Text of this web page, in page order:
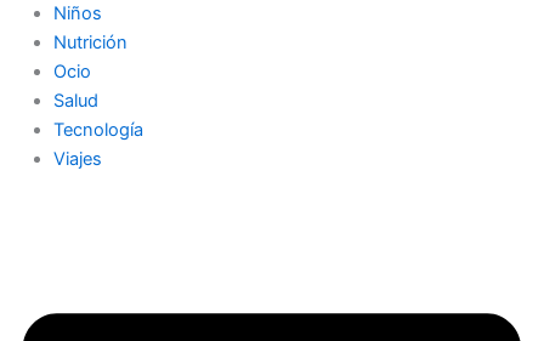
Niños
Nutrición
Ocio
Salud
Tecnología
Viajes